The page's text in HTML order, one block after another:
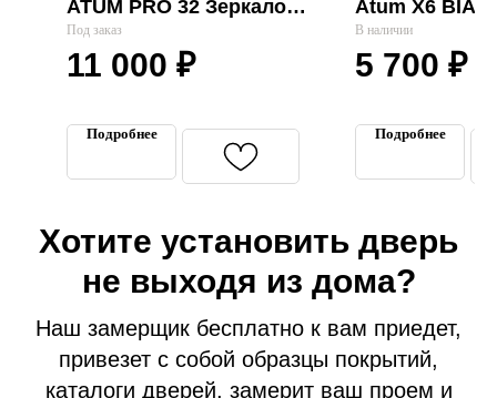
ATUM PRO 32 Зеркало
SCANSON OAK "VFD"
Под заказ
11 000 ₽
Подробнее
Atum Х6
В наличии
5 700 ₽
Подробнее
Хотите установить дверь
не выходя из дома?
Наш замерщик бесплатно к вам приедет,
привезет с собой образцы покрытий,
каталоги дверей, замерит ваш проем и
Замерщик
Противопожарные двери
Гаражные ворота
Подъездные двери
Технические двери
Термодвери в дом
Входные двери